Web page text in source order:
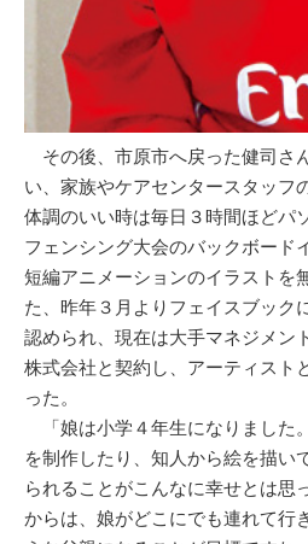
その後、市原市へ戻った健司さ
い、家族やケアセンタースタッフ
体調のいい時は毎日３時間ほどパ
フェンシング大会のバックボード
短編アニメーションのイラストを
た、昨年３月よりフェイスブック
認められ、現在は大手マネジメン
株式会社と契約し、アーティスト
った。
「娘は小学４年生になりました
を制作したり、知人から絵を描い
られることがこんなに幸せとは思
からは、娘がどこにでも連れて行